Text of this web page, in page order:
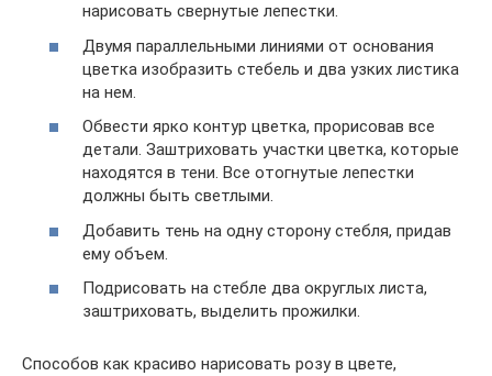
нарисовать свернутые лепестки.
Двумя параллельными линиями от основания
цветка изобразить стебель и два узких листика
на нем.
Обвести ярко контур цветка, прорисовав все
детали. Заштриховать участки цветка, которые
находятся в тени. Все отогнутые лепестки
должны быть светлыми.
Добавить тень на одну сторону стебля, придав
ему объем.
Подрисовать на стебле два округлых листа,
заштриховать, выделить прожилки.
Способов как красиво нарисовать розу в цвете,